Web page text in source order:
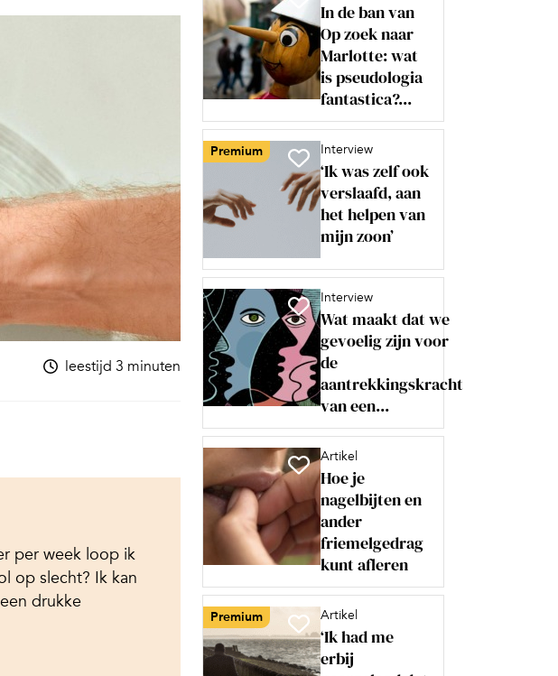
leestijd 3 minuten
per week loop ik
op slecht? Ik kan
drukke
In de ban van
Op zoek naar
Marlotte: wat
is pseudologia
fantastica?...
Premium Interview
‘Ik was zelf ook
verslaafd, aan
het helpen van
mijn zoon’
Interview
Wat maakt dat we
gevoelig zijn voor
de
aantrekkingskracht
van een...
Artikel
Hoe je
nagelbijten en
ander
friemelgedrag
kunt afleren
Premium Artikel
‘Ik had me
erbij